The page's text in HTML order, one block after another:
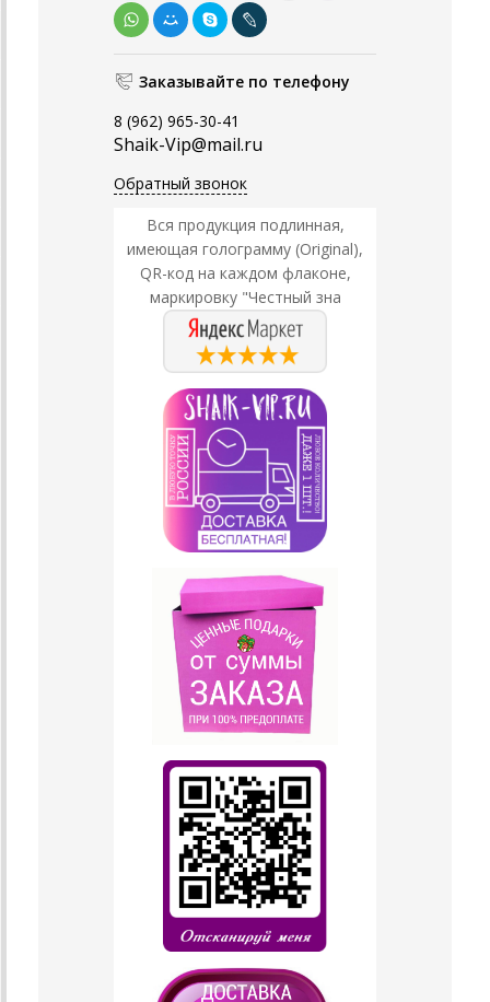
Заказывайте по телефону
8 (962) 965-30-41
Shaik-Vip@mail.ru
Обратный звонок
Вся продукция подлинная,
имеющая голограмму (Original),
QR-код на каждом флаконе,
маркировку "Честный зна